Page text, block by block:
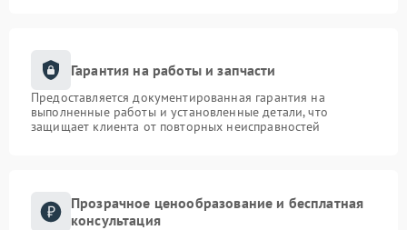
Гарантия на работы и запчасти
Предоставляется документированная гарантия на
выполненные работы и установленные детали, что
защищает клиента от повторных неисправностей
Прозрачное ценообразование и бесплатная
консультация